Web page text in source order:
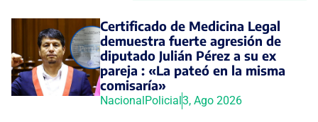
Certificado de Medicina Legal
demuestra fuerte agresión de
diputado Julián Pérez a su ex
pareja : «La pateó en la misma
comisaría»
NacionalPolicial3, Ago 2026